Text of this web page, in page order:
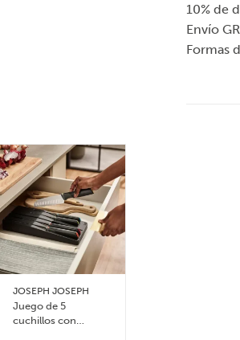
JOSEPH JOSEPH
Juego de 5
cuchillos con
10% de
Envío
Formas